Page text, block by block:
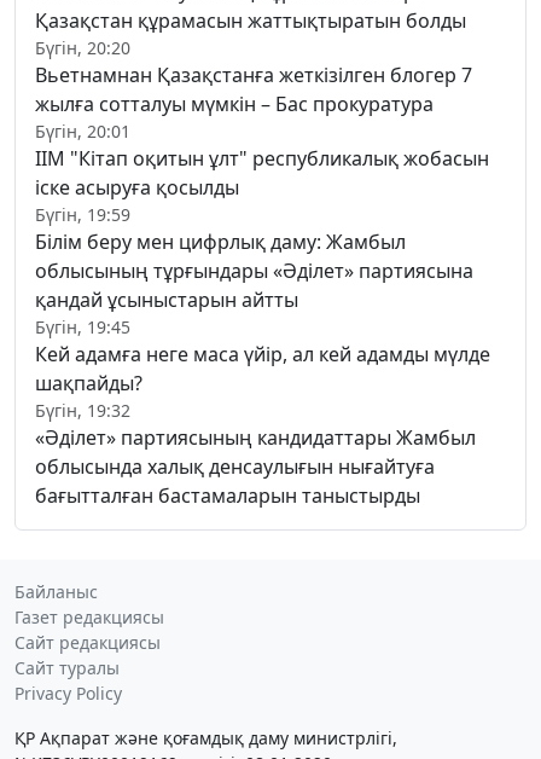
Қазақстан құрамасын жаттықтыратын болды
Бүгін, 20:20
Вьетнамнан Қазақстанға жеткізілген блогер 7
жылға сотталуы мүмкін – Бас прокуратура
Бүгін, 20:01
ІІМ "Кітап оқитын ұлт" республикалық жобасын
іске асыруға қосылды
Бүгін, 19:59
Білім беру мен цифрлық даму: Жамбыл
облысының тұрғындары «Әділет» партиясына
қандай ұсыныстарын айтты
Бүгін, 19:45
Кей адамға неге маса үйір, ал кей адамды мүлде
шақпайды?
Бүгін, 19:32
«Әділет» партиясының кандидаттары Жамбыл
облысында халық денсаулығын нығайтуға
бағытталған бастамаларын таныстырды
Байланыс
Газет редакциясы
Сайт редакциясы
Сайт туралы
Privacy Policy
ҚР Ақпарат және қоғамдық даму министрлігі,